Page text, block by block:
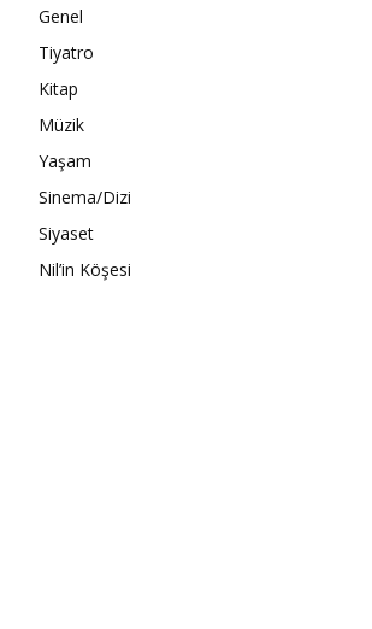
Genel
Tiyatro
Kitap
Müzik
Yaşam
Sinema/Dizi
Siyaset
Nil’in Köşesi